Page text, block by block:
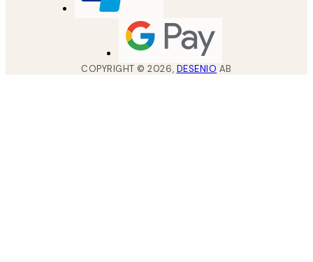
COPYRIGHT ©2026, DESENIO AB